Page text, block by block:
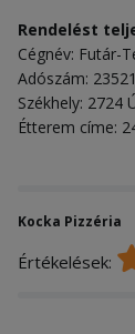
Rendelést
Cégnév: Futár-
Adószám:
Székhely: 2724
Étterem címe:
Kocka Pizzéria
Értékelések: